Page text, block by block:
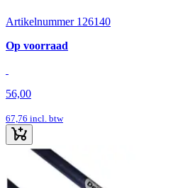
Artikelnummer 126140
Op voorraad
56,00
67,76 incl. btw